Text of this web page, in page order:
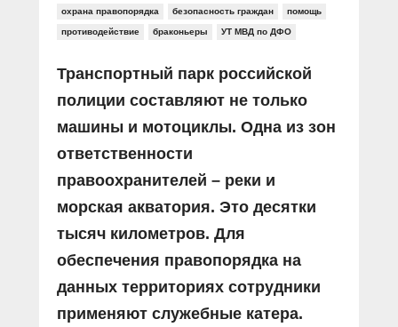
охрана правопорядка безопасность граждан помощь
противодействие браконьеры УТ МВД по ДФО
Транспортный парк российской
полиции составляют не только
машины и мотоциклы. Одна из зон
ответственности
правоохранителей – реки и
морская акватория. Это десятки
тысяч километров. Для
обеспечения правопорядка на
данных территориях сотрудники
применяют служебные катера.